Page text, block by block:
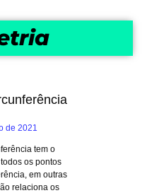
de 2021
tem o
os pontos
em outras
relaciona os